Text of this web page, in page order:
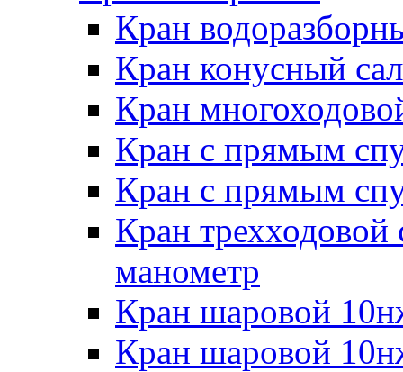
Кран
Кран конусный
Кран
Кран с прямым
Кран с прямым
Кран
манометр
Кран шаровой
Кран шаровой